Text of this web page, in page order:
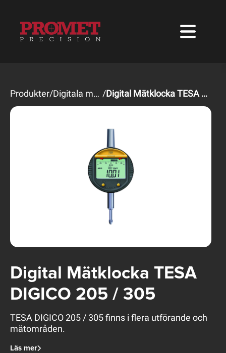
Produkter/ Digitala mätklockor / Digital Mätklocka TESA DIGICO 205 / 305
Digital Mätklocka TESA
DIGICO 205 / 305
TESA DIGICO 205 / 305 finns i flera utförande och
mätområden.
Läs mer